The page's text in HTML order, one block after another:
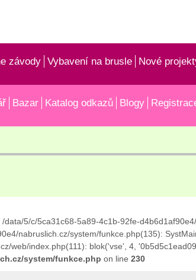
závody Vybavení na brusle Nové
Bazar Katalog odkazů Blogy
5/c/5ca31c68-5a89-4c1b-92fe-
nabruslich.cz/system/funkce.php(135):
web/index.php(111): blok('vse', 4,
system/funkce.php on line 230